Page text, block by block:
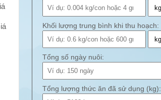
Khối lượng trung bình khi thu hoạch:
Tổng số ngày nuôi:
Tổng lượng thức ăn đã sử dụng (kg):